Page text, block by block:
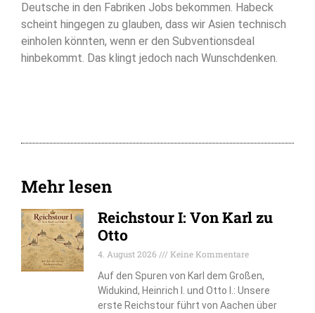
Deutsche in den Fabriken Jobs bekommen. Habeck
scheint hingegen zu glauben, dass wir Asien technisch
einholen könnten, wenn er den Subventionsdeal
hinbekommt. Das klingt jedoch nach Wunschdenken.
Mehr lesen
Reichstour I: Von Karl zu
Otto
4. August 2026
Keine Kommentare
Auf den Spuren von Karl dem Großen,
Widukind, Heinrich I. und Otto I.: Unsere
erste Reichstour führt von Aachen über